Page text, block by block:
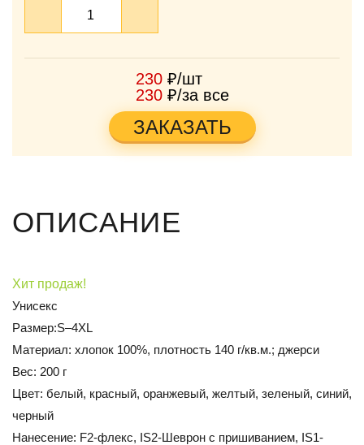
230 ₽/шт
230 ₽/за все
ЗАКАЗАТЬ
ОПИСАНИЕ
Хит продаж!
Унисекс
Размер:S–4XL
Материал: хлопок 100%, плотность 140 г/кв.м.; джерси
Вес: 200 г
Цвет: белый, красный, оранжевый, желтый, зеленый, синий,
черный
Нанесение: F2-флекс, IS2-Шеврон с пришиванием, IS1-